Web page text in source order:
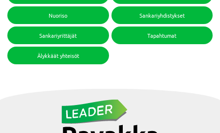
Nuoriso Sankariyhdistykset
Sankariyrittäjät Tapahtumat
Älykkäät yhteisöt